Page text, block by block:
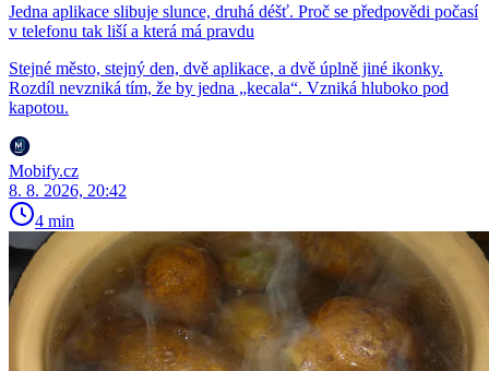
Jedna aplikace slibuje slunce, druhá déšť. Proč se předpovědi počasí
v telefonu tak liší a která má pravdu
Stejné město, stejný den, dvě aplikace, a dvě úplně jiné ikonky.
Rozdíl nevzniká tím, že by jedna „kecala“. Vzniká hluboko pod
kapotou.
Mobify.cz
8. 8. 2026, 20:42
4 min